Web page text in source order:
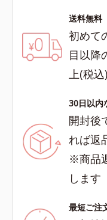
送料無料
初めて
目以降
上(税
30日以内
開封後
れば返
※商品
します
最短ご注